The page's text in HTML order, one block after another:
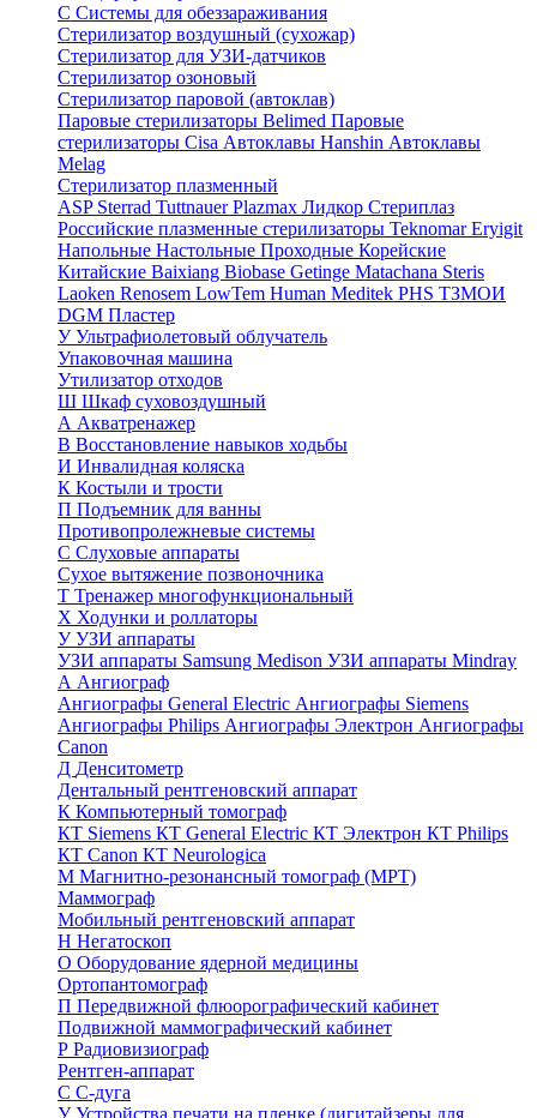
С Системы для обеззараживания
Стерилизатор воздушный (сухожар)
Стерилизатор для УЗИ-датчиков
Стерилизатор озоновый
Стерилизатор паровой (автоклав)
Паровые стерилизаторы Belimed Паровые
стерилизаторы Cisa Автоклавы Hanshin Автоклавы
Melag
Стерилизатор плазменный
ASP Sterrad Tuttnauer Plazmax Лидкор Стериплаз
Российские плазменные стерилизаторы TeknomarEryigit
Напольные Настольные Проходные Корейские
Китайские Baixiang Biobase Getinge Matachana Steris
Laoken Renosem LowTem Human Meditek PHS ТЗМОИ
DGM Пластер
УУльтрафиолетовый облучатель
Упаковочная машина
Утилизатор отходов
Ш Шкаф суховоздушный
А Акватренажер
В Восстановление навыков ходьбы
И Инвалидная коляска
К Костыли и трости
П Подъемник для ванны
Противопролежневые системы
С Слуховые аппараты
Сухое вытяжение позвоночника
Т Тренажер многофункциональный
Х Ходунки и роллаторы
УУЗИ аппараты
УЗИ аппараты Samsung Medison УЗИ аппараты Mindray
А Ангиограф
Ангиографы General Electric Ангиографы Siemens
Ангиографы Philips Ангиографы Электрон Ангиографы
Canon
Д Денситометр
Дентальный рентгеновский аппарат
К Компьютерный томограф
КТ Siemens КТ General Electric КТ Электрон КТ Philips
КТ Canon КТ Neurologica
М Магнитно-резонансный томограф (МРТ)
Маммограф
Мобильный рентгеновский аппарат
Н Негатоскоп
О Оборудование ядерной медицины
Ортопантомограф
П Передвижной флюорографический кабинет
Подвижной маммографический кабинет
Р Радиовизиограф
Рентген-аппарат
С С-дуга
УУстройства печати на пленке (дигитайзеры для